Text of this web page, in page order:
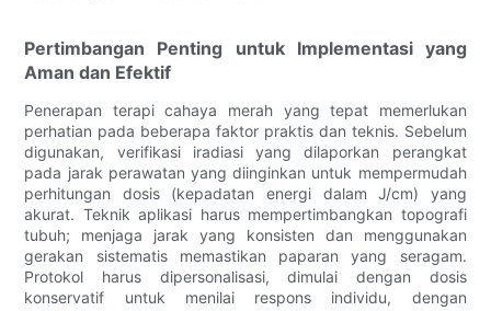
Pertimbangan Penting untuk Implementasi yang
Aman dan Efektif
Penerapan terapi cahaya merah yang tepat memerlukan
perhatian pada beberapa faktor praktis dan teknis. Sebelum
digunakan, verifikasi iradiasi yang dilaporkan perangkat
pada jarak perawatan yang diinginkan untuk mempermudah
perhitungan dosis (kepadatan energi dalam J/cm) yang
akurat. Teknik aplikasi harus mempertimbangkan topografi
tubuh; menjaga jarak yang konsisten dan menggunakan
gerakan sistematis memastikan paparan yang seragam.
Protokol harus dipersonalisasi, dimulai dengan dosis
konservatif untuk menilai respons individu, dengan